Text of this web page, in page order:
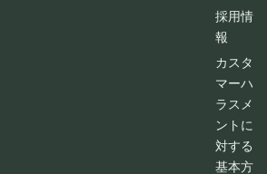
採用情
報
カスタ
マーハ
ラスメ
ントに
対する
基本方